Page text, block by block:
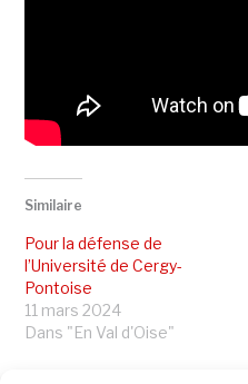
Similaire
Pour la défense de
l’Université de Cergy-
Pontoise
11 mars 2024
Dans "En Val d'Oise"